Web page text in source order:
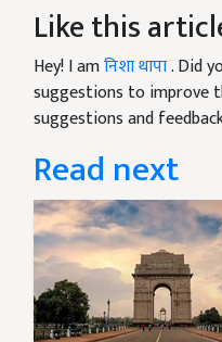
Like this
Hey! I amनिशा थापा. Did
suggestions to improve
suggestions and
Read next